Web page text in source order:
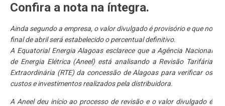
Confira a nota na íntegra.
Ainda segundo a empresa, o valor divulgado é provisório e que no
final de abril será estabelecido o percentual definitivo.
A Equatorial Energia Alagoas esclarece que a Agência Nacional
de Energia Elétrica (Aneel) está analisando a Revisão Tarifária
Extraordinária (RTE) da concessão de Alagoas para verificar os
custos e investimentos realizados pela distribuidora.
A Aneel deu início ao processo de revisão e o valor divulgado é